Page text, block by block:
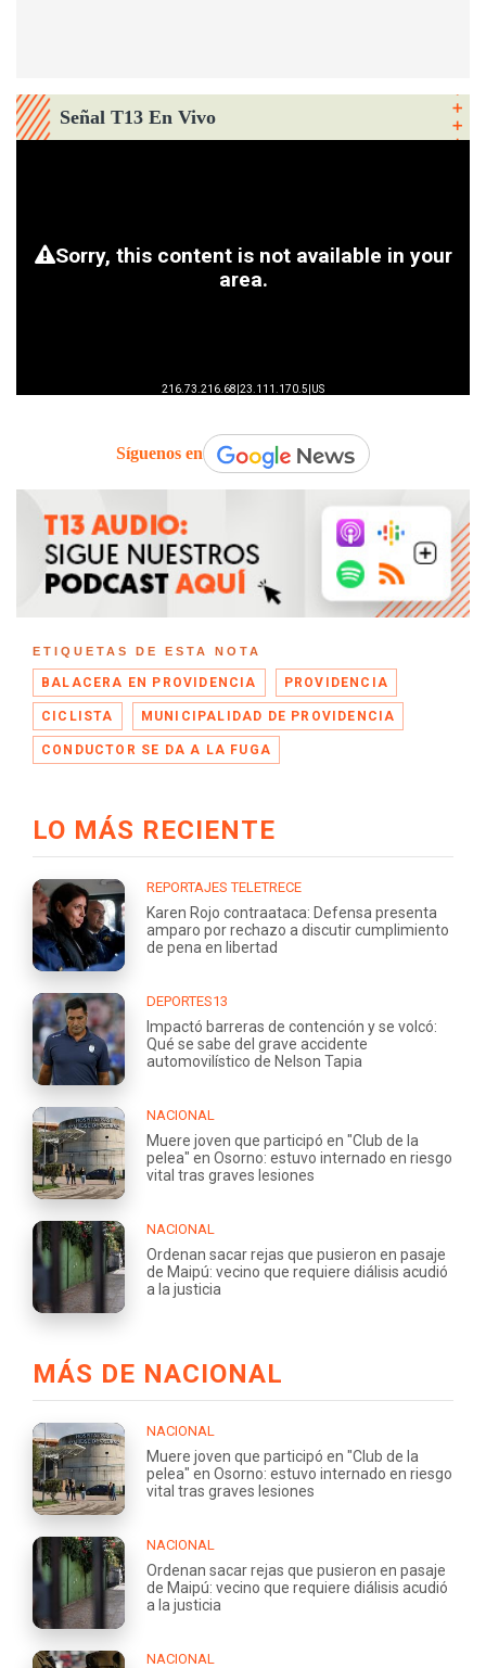
Señal T13 En Vivo
Síguenos en
ETIQUETAS DE ESTA NOTA
BALACERA EN PROVIDENCIA PROVIDENCIA
CICLISTA MUNICIPALIDAD DE PROVIDENCIA
CONDUCTOR SE DA A LA FUGA
LO MÁS RECIENTE
REPORTAJES TELETRECE
Karen Rojo contraataca: Defensa presenta
amparo por rechazo a discutir cumplimiento
de pena en libertad
DEPORTES13
Impactó barreras de contención y se volcó:
Qué se sabe del grave accidente
automovilístico de Nelson Tapia
NACIONAL
Muere joven que participó en "Club de la
pelea" en Osorno: estuvo internado en riesgo
vital tras graves lesiones
NACIONAL
Ordenan sacar rejas que pusieron en pasaje
de Maipú: vecino que requiere diálisis acudió
a la justicia
MÁS DE NACIONAL
NACIONAL
Muere joven que participó en "Club de la
pelea" en Osorno: estuvo internado en riesgo
vital tras graves lesiones
NACIONAL
Ordenan sacar rejas que pusieron en pasaje
de Maipú: vecino que requiere diálisis acudió
a la justicia
NACIONAL